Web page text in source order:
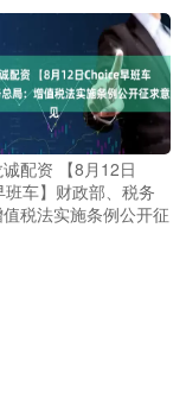
配资 【8月12日
车】财政部、税务
税法实施条例公开征